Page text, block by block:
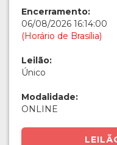
Encerramento:
06/08/2026 16:14:00
(Horário de Brasília)
Leilão:
Único
Modalidade:
ONLINE